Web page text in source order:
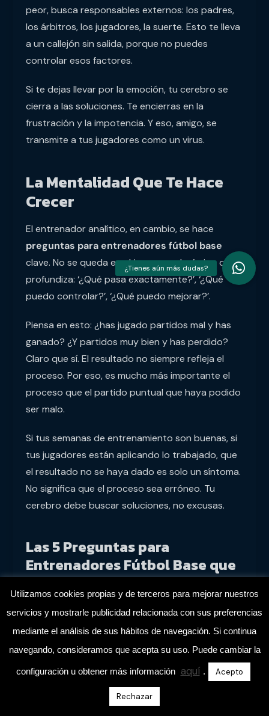
peor, busca responsables externos: los padres,
los árbitros, los jugadores, la suerte. Esto te lleva
a un callejón sin salida, porque no puedes
controlar esos factores.
Si te dejas llevar por la emoción, tu cerebro se
cierra a las soluciones. Te encierras en la
frustración y la impotencia. Y eso, amigo, se
transmite a tus jugadores como un virus.
La Mentalidad Que Te Hace
Crecer
El entrenador analítico, en cambio, se hace
preguntas para entrenadores fútbol base
clave. No se queda en el ‘somos malos’, sino que
profundiza: ‘¿Qué pasa exactamente?’, ‘¿Qué
puedo controlar?’, ‘¿Qué puedo mejorar?’.
Piensa en esto: ¿has jugado partidos mal y has
ganado? ¿Y partidos muy bien y has perdido?
Claro que sí. El resultado no siempre refleja el
proceso. Por eso, es mucho más importante el
proceso que el partido puntual que haya podido
ser malo.
Si tus semanas de entrenamiento son buenas, si
tus jugadores están aplicando lo trabajado, que
el resultado no se haya dado es solo un síntoma.
No significa que el proceso sea erróneo. Tu
cerebro debe buscar soluciones, no excusas.
Las 5 Preguntas para
Entrenadores Fútbol Base que
Transformarán Tu Enfoque
Cuando te haces las preguntas correctas, tu
cerebro empieza a buscar respuestas. No te
quedes en la superficie, profundiza. Evalúa si lo
que trabajas se ve en el partido, si el ambiente
del grupo es bueno a pesar de las derrotas. Si la
respuesta es sí, vas por buen camino.
Utilizamos cookies propias y de terceros para mejorar nuestros
servicios y mostrarle publicidad relacionada con sus preferencias
mediante el análisis de sus hábitos de navegación. Si continua
navegando, consideramos que acepta su uso. Puede cambiar la
configuración u obtener más información aquí . Acepto
Rechazar